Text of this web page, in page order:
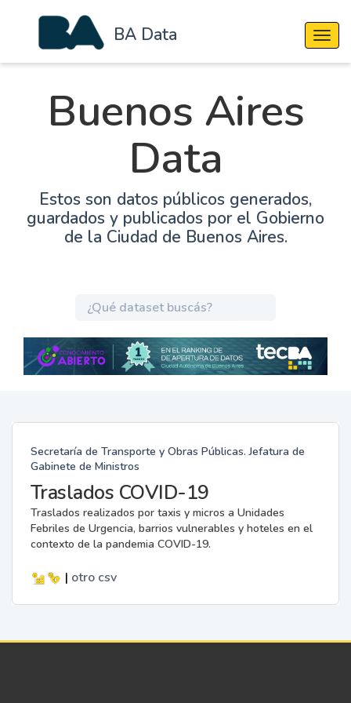
BA Data
Buenos Aires
Data
Estos son datos públicos generados,
guardados y publicados por el Gobierno
de la Ciudad de Buenos Aires.
Secretaría de Transporte y Obras Públicas. Jefatura de
Gabinete de Ministros
Traslados COVID-19
Traslados realizados por taxis y micros a Unidades
Febriles de Urgencia, barrios vulnerables y hoteles en el
contexto de la pandemia COVID-19.
| otro csv